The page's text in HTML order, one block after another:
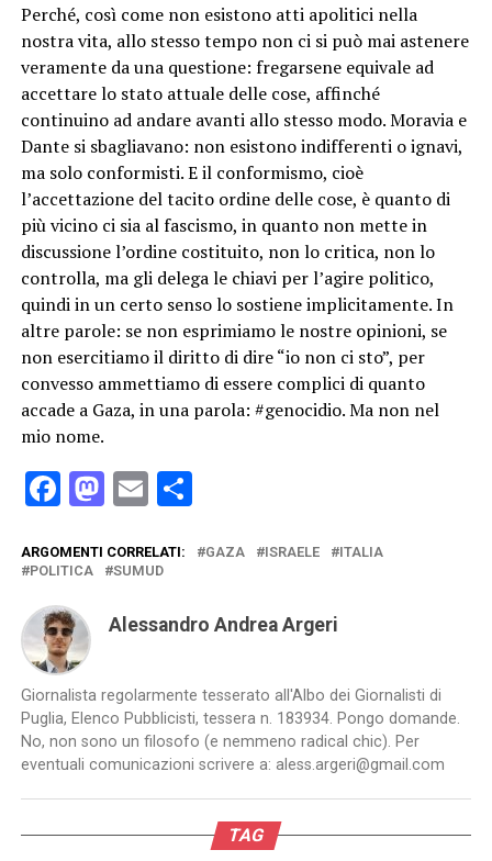
Perché, così come non esistono atti apolitici nella
nostra vita, allo stesso tempo non ci si può mai astenere
veramente da una questione: fregarsene equivale ad
accettare lo stato attuale delle cose, affinché
continuino ad andare avanti allo stesso modo. Moravia e
Dante si sbagliavano: non esistono indifferenti o ignavi,
ma solo conformisti. E il conformismo, cioè
l’accettazione del tacito ordine delle cose, è quanto di
più vicino ci sia al fascismo, in quanto non mette in
discussione l’ordine costituito, non lo critica, non lo
controlla, ma gli delega le chiavi per l’agire politico,
quindi in un certo senso lo sostiene implicitamente. In
altre parole: se non esprimiamo le nostre opinioni, se
non esercitiamo il diritto di dire “io non ci sto”, per
convesso ammettiamo di essere complici di quanto
accade a Gaza, in una parola: #genocidio. Ma non nel
mio nome.
Facebook
Mastodon
EmailCondividi
ARGOMENTI CORRELATI: GAZA ISRAELE
ITALIA
POLITICA
SUMUD
Alessandro Andrea Argeri
Giornalista regolarmente tesserato all'Albo dei Giornalisti di
Puglia, Elenco Pubblicisti, tessera n. 183934. Pongo domande.
No, non sono un filosofo (e nemmeno radical chic). Per
eventuali comunicazioni scrivere a: aless.argeri@gmail.com
TAG